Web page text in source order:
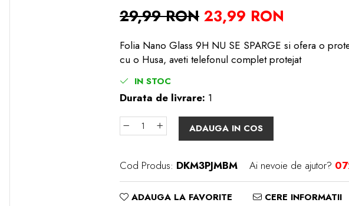
29,99 RON 23,99 RON
Folia Nano Glass 9H NU SE SPARGE si ofera o
cu o Husa, aveti telefonul complet protejat
IN STOC
Durata de livrare: 1
ADAUGA IN COS
Cod Produs: DKM3PJMBM Ai nevoie de ajutor?
ADAUGA LA FAVORITE CERE INFORMATII